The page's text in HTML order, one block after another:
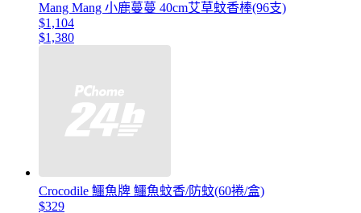
Mang Mang 小鹿蔓蔓 40cm艾草蚊香棒(96支)
$1,104
$1,380
Crocodile 鱷魚牌 鱷魚蚊香/防蚊(60捲/盒)
$329